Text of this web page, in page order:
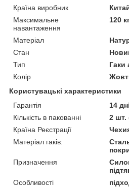
Країна виробник
Максимальне
навантаження
120
Матеріал
Стан
Тип
Гаки
Колір
Користувацькі характеристики
Гарантія
14
Кількість в пакованні
2 шт.
Країна Реєстрації
Матеріал гаків:
Призначення
Особливості